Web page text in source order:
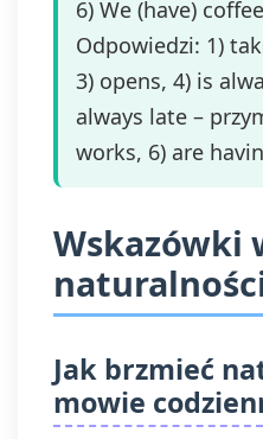
6) We (have)
Odpowiedzi: 1)
3) opens, 4) is
always late –
works, 6) are
Wskazówki
Jak brzmieć
mowie